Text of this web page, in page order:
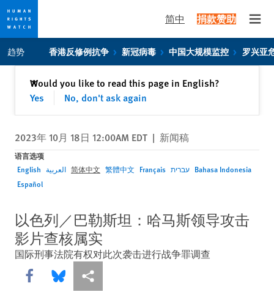
Skip
to
privacy
Skip
to
content
简中 捐款赞助
趋势 香港反修例抗争 新冠病毒 中国大规模监控 罗兴亚
Would you like to read this page in English?
Yes
No, don't ask again
✕关闭
2023年 10月 18日 12:00AM EDT | 新闻稿
语言选项
English العربية 简体中文 繁體中文 Français עברית Bahasa Indonesia
Español
以色列／巴勒斯坦：哈马斯领导攻击
影片查核属实
国际刑事法院有权对此次袭击进行战争罪调查
Share this via Facebook
Share this via Bluesky
More sharing options